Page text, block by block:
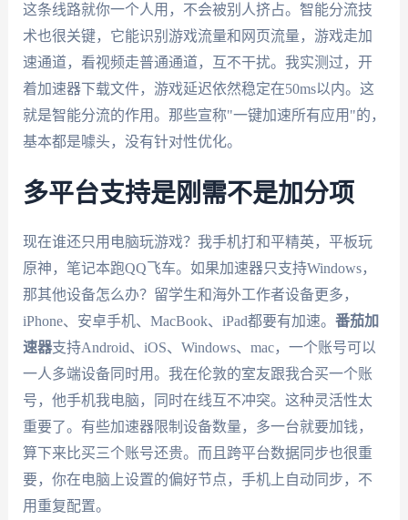
这条线路就你一个人用，不会被别人挤占。智能分流技
术也很关键，它能识别游戏流量和网页流量，游戏走加
速通道，看视频走普通通道，互不干扰。我实测过，开
着加速器下载文件，游戏延迟依然稳定在50ms以内。这
就是智能分流的作用。那些宣称"一键加速所有应用"的，
基本都是噱头，没有针对性优化。
多平台支持是刚需不是加分项
现在谁还只用电脑玩游戏？我手机打和平精英，平板玩
原神，笔记本跑QQ飞车。如果加速器只支持Windows，
那其他设备怎么办？留学生和海外工作者设备更多，
iPhone、安卓手机、MacBook、iPad都要有加速。 番茄加
速器支持Android、iOS、Windows、mac，一个账号可以
一人多端设备同时用。我在伦敦的室友跟我合买一个账
号，他手机我电脑，同时在线互不冲突。这种灵活性太
重要了。有些加速器限制设备数量，多一台就要加钱，
算下来比买三个账号还贵。而且跨平台数据同步也很重
要，你在电脑上设置的偏好节点，手机上自动同步，不
用重复配置。